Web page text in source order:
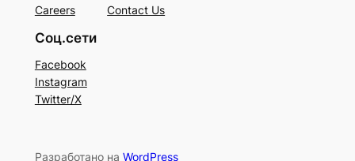
Careers
Contact Us
Соц.сети
Facebook
Instagram
Twitter/X
Разработано на WordPress